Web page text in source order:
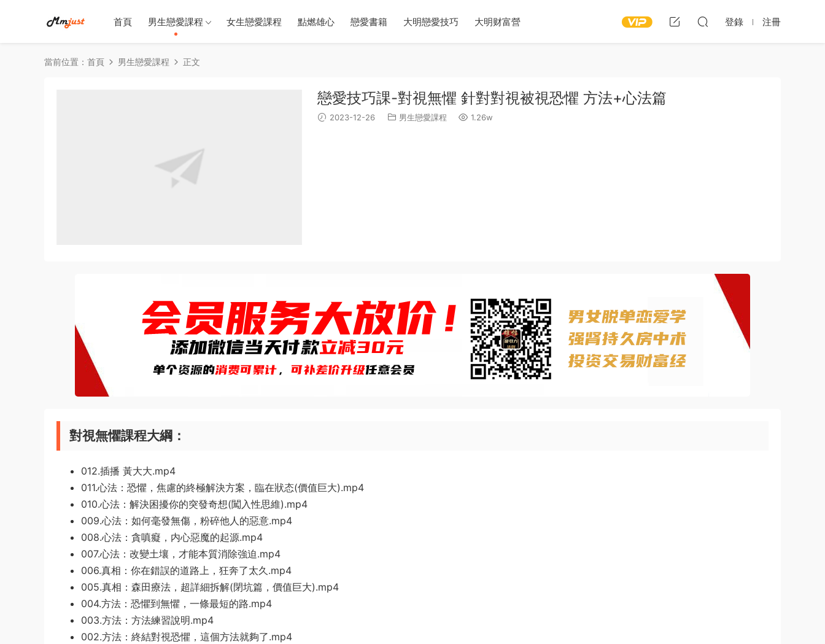
首頁 男生戀愛課程 女生戀愛課程 點燃雄心 戀愛書籍 大明戀愛技巧 大明财富營 登錄 注冊
當前位置： 首頁 男生戀愛課程 正文
戀愛技巧課-對視無懼 針對對視被視恐懼 方法+心法篇
2023-12-26 男生戀愛課程 1.26w
對視無懼課程大綱：
012.插播 黃大大.mp4
011.心法：恐懼，焦慮的終極解決方案，臨在狀态(價值巨大).mp4
010.心法：解決困擾你的突發奇想(闖入性思維).mp4
009.心法：如何毫發無傷，粉碎他人的惡意.mp4
008.心法：貪嗔癡，内心惡魔的起源.mp4
007.心法：改變土壤，才能本質消除強迫.mp4
006.真相：你在錯誤的道路上，狂奔了太久.mp4
005.真相：森田療法，超詳細拆解(閉坑篇，價值巨大).mp4
004.方法：恐懼到無懼，一條最短的路.mp4
003.方法：方法練習說明.mp4
002.方法：終結對視恐懼，這個方法就夠了.mp4